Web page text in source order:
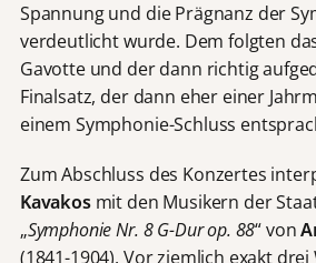
Spannung und die Prägnanz der
verdeutlicht wurde. Dem folgten
Gavotte und der dann richtig
Finalsatz, der dann eher einer
einem Symphonie-Schluss
Zum Abschluss des Konzertes
Kavakosmit den Musikern der
„Symphonie Nr. 8 G-Dur op. 88“ von
(1841-1904). Vor ziemlich exakt